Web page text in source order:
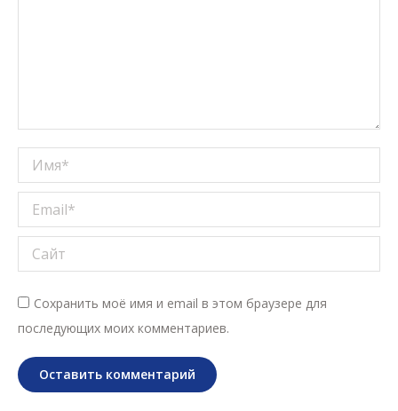
Имя *
Email *
Сайт
Сохранить моё имя и email в этом браузере для
последующих моих комментариев.
Оставить комментарий